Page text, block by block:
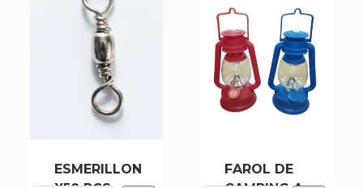
ESMERILLON
FAROL DE